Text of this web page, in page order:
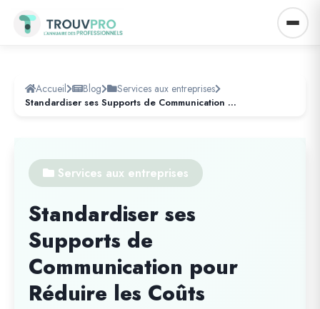
Accueil Blog Services aux entreprises
Standardiser ses Supports de Communication pour Réduire les Coûts
Services aux entreprises
Standardiser ses
Supports de
Communication pour
Réduire les Coûts